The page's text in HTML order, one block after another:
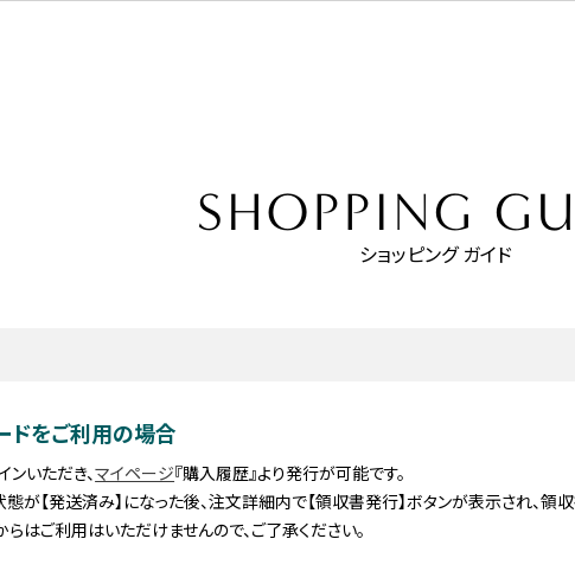
SHOPPING
ショッピング ガイド
ドをご利用の場合
ンいただき、マイページ『購入履歴』より発行が可能です。
が【発送済み】になった後、注文詳細内で【領収書発行】ボタンが表示され、領
はご利用はいただけませんので、ご了承ください。